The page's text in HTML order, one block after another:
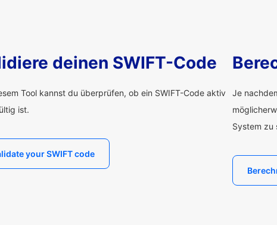
deinen SWIFT-Code
Tool kannst du überprüfen, ob ein SWIFT-Code aktiv
ist.
your SWIFT code
Je
System zu